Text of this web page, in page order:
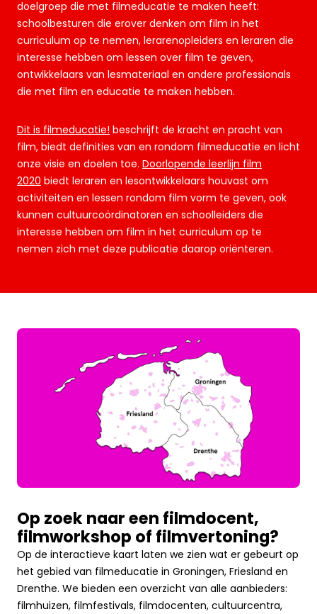
doelgroep die met filmeducatie te maken heeft:
schoolbesturen die erover denken om film in het
curriculum op te nemen, lerarenopleiders en leraren die
interesse hebben om lessen over film te geven,
ontwikkelaars van lesmateriaal en andere professionals
die met film en educatie te maken hebben.
Dit is filmeducatie! beschrijft de kracht en pracht van
film, biedt definities van en rondom filmeducatie en licht
onze visie en doelen toe. Doorlopende leerlijn film
2020 biedt leraren en lesontwikkelaars houvast om
activiteiten en lessen rondom film vorm te geven, ook
kunnen cultuurcoördinatoren en schoolleiders die
interesse hebben om film in het curriculum op te
nemen zich met deze publicatie daarop oriënteren.
Op zoek naar een filmdocent,
filmworkshop of filmvertoning?
Op de interactieve kaart laten we zien wat er gebeurt op
het gebied van filmeducatie in Groningen, Friesland en
Drenthe. We bieden een overzicht van alle aanbieders:
filmhuizen, filmfestivals, filmdocenten, cultuurcentra,